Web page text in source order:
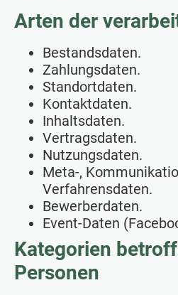
Arten der
Bestandsdaten.
Zahlungsdaten.
Standortdaten.
Kontaktdaten.
Inhaltsdaten.
Vertragsdaten.
Nutzungsdaten.
Meta-,
Verfahrensdaten.
Bewerberdaten.
Event-Daten
Kategorien
Personen